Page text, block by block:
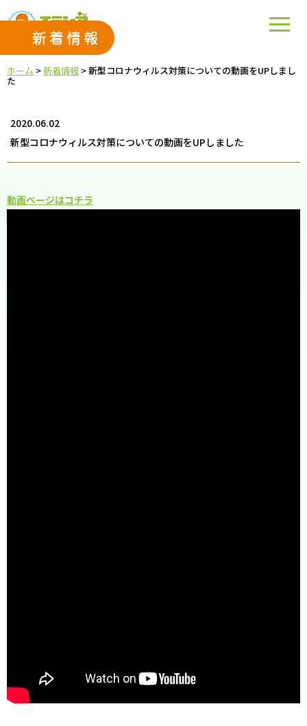
新着情報
ホーム >新着情報 >新型コロナウィルス対策についての動画をUPしまし
た
2020.06.02
新型コロナウィルス対策についての動画をUPしました
動画ページはコチラ